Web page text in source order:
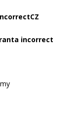
incorrect